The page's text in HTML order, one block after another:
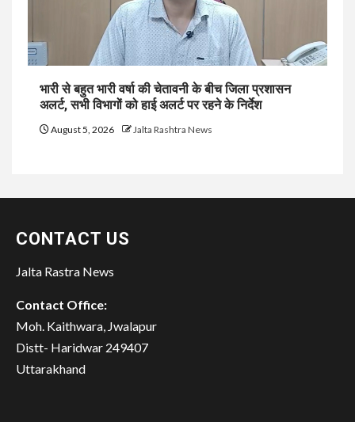
भारी से बहुत भारी वर्षा की चेतावनी के बीच जिला प्रशासन
अलर्ट, सभी विभागों को हाई अलर्ट पर रहने के निर्देश
August 5, 2026 Jalta Rashtra News
CONTACT US
Jalta Rastra News
Contact Office:
Moh. Kaithwara, Jwalapur
Distt- Haridwar 249407
Uttarakhand